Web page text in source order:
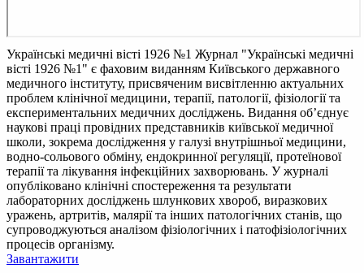
Українські медичні вісті 1926 №1 Журнал "Українські медичні
вісті 1926 №1" є фаховим виданням Київського державного
медичного інституту, присвяченим висвітленню актуальних
проблем клінічної медицини, терапії, патології, фізіології та
експериментальних медичних досліджень. Видання об’єднує
наукові праці провідних представників київської медичної
школи, зокрема дослідження у галузі внутрішньої медицини,
водно-сольового обміну, ендокринної регуляції, протеїнової
терапії та лікування інфекційних захворювань. У журналі
опубліковано клінічні спостереження та результати
лабораторних досліджень шлункових хвороб, виразкових
уражень, артритів, малярії та інших патологічних станів, що
супроводжуються аналізом фізіологічних і патофізіологічних
процесів організму.
Завантажити